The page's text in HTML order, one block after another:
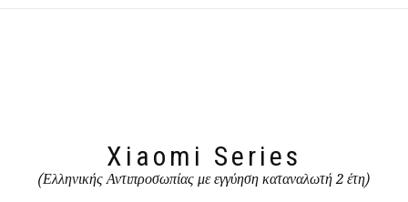
Xiaomi Series
(Ελληνικής Αντιπροσωπίας με εγγύηση καταναλωτή 2 έτη)